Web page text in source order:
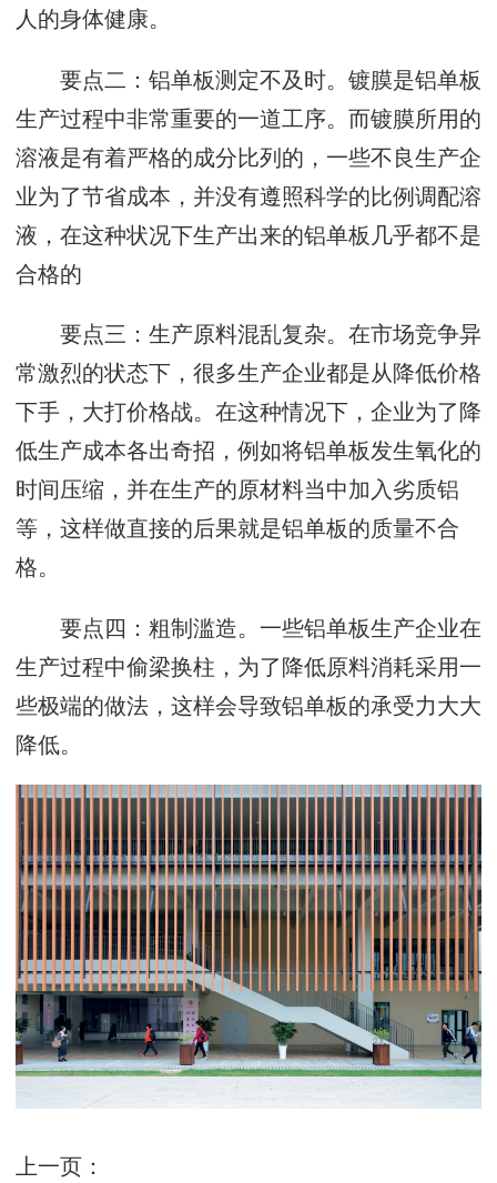
人的身体健康。
要点二：铝单板测定不及时。镀膜是铝单板
生产过程中非常重要的一道工序。而镀膜所用的
溶液是有着严格的成分比列的，一些不良生产企
业为了节省成本，并没有遵照科学的比例调配溶
液，在这种状况下生产出来的铝单板几乎都不是
合格的
要点三：生产原料混乱复杂。在市场竞争异
常激烈的状态下，很多生产企业都是从降低价格
下手，大打价格战。在这种情况下，企业为了降
低生产成本各出奇招，例如将铝单板发生氧化的
时间压缩，并在生产的原材料当中加入劣质铝
等，这样做直接的后果就是铝单板的质量不合
格。
要点四：粗制滥造。一些铝单板生产企业在
生产过程中偷梁换柱，为了降低原料消耗采用一
些极端的做法，这样会导致铝单板的承受力大大
降低。
上一页：